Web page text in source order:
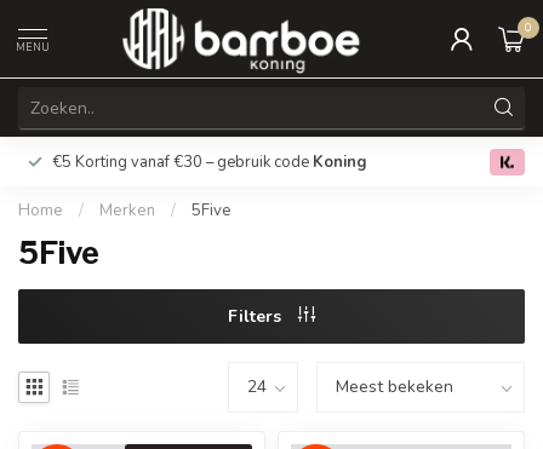
MENU
0
€5 Korting vanaf €30 – gebruik code Koning Gratis
Home / Merken / 5Five
5Five
Filters